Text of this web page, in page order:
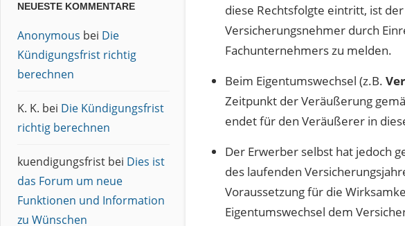
diese Rechtsfolgte eintritt, ist
Versicherungsnehmer durch
Fachunternehmers zu melden.
Beim Eigentumswechsel (z.B.
Zeitpunkt der Veräußerung
endet für den Veräußerer in
Der Erwerber selbst hat jedoch
des laufenden
Voraussetzung für die
Eigentumswechsel dem
NEUESTE KOMMENTARE
Anonymous bei Die
Kündigungsfrist richtig
berechnen
K. K. bei Die Kündigungsfrist
richtig berechnen
kuendigungsfrist bei Dies ist
das Forum um neue
Funktionen und Information
zu Wünschen